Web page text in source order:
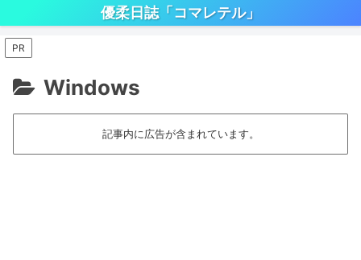
優柔日誌「コマレテル」
PR
Windows
記事内に広告が含まれています。